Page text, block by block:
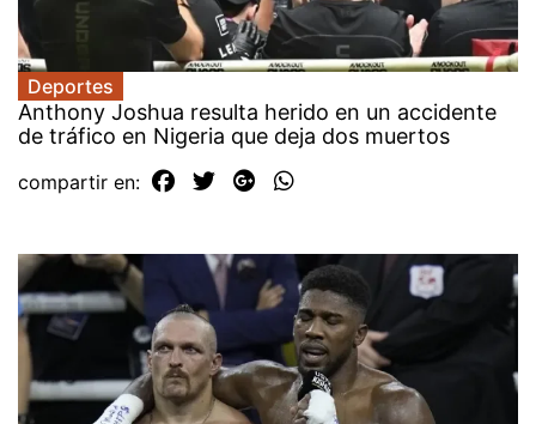
Deportes
Anthony Joshua resulta herido en un accidente
de tráfico en Nigeria que deja dos muertos
compartir en: